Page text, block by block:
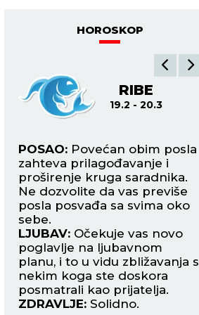
HOROSKOP
RIBE
19.2 - 20.3
POSAO: Povećan obim posla
zahteva prilagođavanje i
proširenje kruga saradnika.
Ne dozvolite da vas previše
posla posvađa sa svima oko
sebe.
LJUBAV: Očekuje vas novo
poglavlje na ljubavnom
planu, i to u vidu zbližavanja s
nekim koga ste doskora
posmatrali kao prijatelja.
ZDRAVLJE: Solidno.